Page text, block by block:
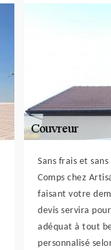
Sans frais et
Comps chez
faisant votre
devis servira
adéquat à tout
personnalisé